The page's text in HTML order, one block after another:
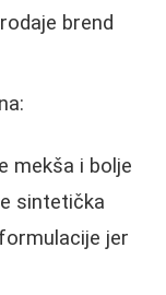
brend
mekša i bolje
sintetička
jer